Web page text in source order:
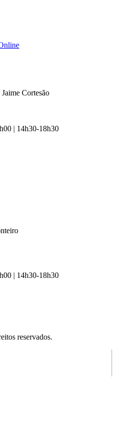
Cortesão
| 14h30-18h30
| 14h30-18h30
reservados.